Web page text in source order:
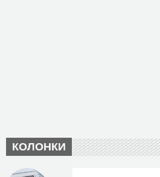
КОЛОНКИ